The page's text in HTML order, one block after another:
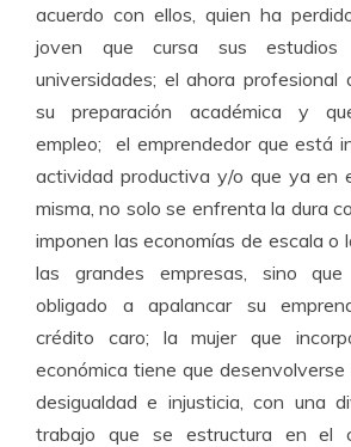
acuerdo con ellos, quien ha
joven que cursa sus
universidades; el ahora profesional
su preparación académica y
empleo; el emprendedor que está
actividad productiva y/o que ya en
misma, no solo se enfrenta la dura
imponen las economías de escala o
las grandes empresas, sino
obligado a apalancar su
crédito caro; la mujer que
económica tiene que
desigualdad e injusticia, con una
trabajo que se estructura en el